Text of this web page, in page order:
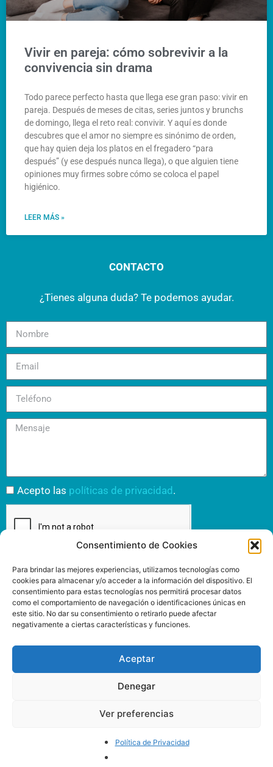
Consentimiento de Cookies
Para brindar las mejores experiencias, utilizamos tecnologías como
cookies para almacenar y/o acceder a la información del dispositivo. El
consentimiento para estas tecnologías nos permitirá procesar datos
como el comportamiento de navegación o identificaciones únicas en
este sitio. No dar su consentimiento o retirarlo puede afectar
negativamente a ciertas características y funciones.
Aceptar
Denegar
Ver preferencias
Política de Privacidad
Vivir en pareja: cómo sobrevivir a la
convivencia sin drama
Todo parece perfecto hasta que llega ese gran paso: vivir en
pareja. Después de meses de citas, series juntos y brunchs
de domingo, llega el reto real: convivir. Y aquí es donde
descubres que el amor no siempre es sinónimo de orden,
que hay quien deja los platos en el fregadero “para
después” (y ese después nunca llega), o que alguien tiene
opiniones muy firmes sobre cómo se coloca el papel
higiénico.
LEER MÁS »
CONTACTO
¿Tienes alguna duda? Te podemos ayudar.
Acepto las políticas de privacidad.
Enviar
INSPIRIT MUTUA